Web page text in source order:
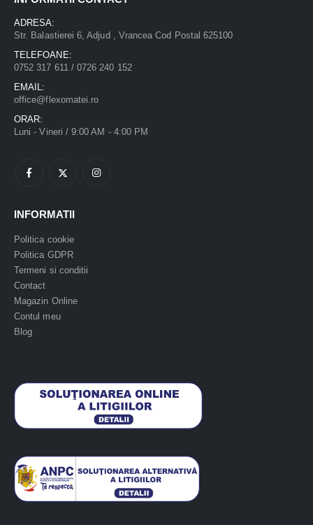
ADRESA:
Str. Balastierei 6, Adjud , Vrancea Cod Postal 625100
TELEFOANE:
0752 317 611 / 0726 240 152
EMAIL:
office@flexomatei.ro
ORAR:
Luni - Vineri / 9:00 AM - 4:00 PM
INFORMATII
Politica cookie
Politica GDPR
Termeni si conditii
Contact
Magazin Online
Contul meu
Blog